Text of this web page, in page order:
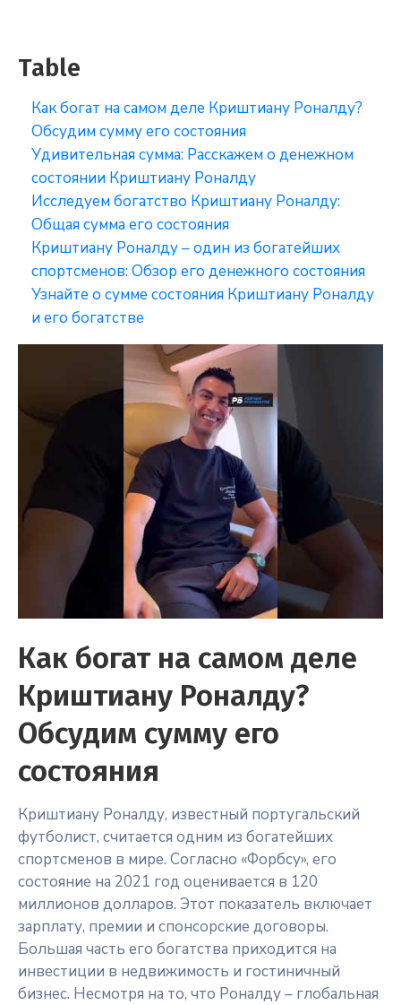
Table
Как богат на самом деле Криштиану Роналду?
Обсудим сумму его состояния
Удивительная сумма: Расскажем о денежном
состоянии Криштиану Роналду
Исследуем богатство Криштиану Роналду:
Общая сумма его состояния
Криштиану Роналду – один из богатейших
спортсменов: Обзор его денежного состояния
Узнайте о сумме состояния Криштиану Роналду
и его богатстве
Как богат на самом деле
Криштиану Роналду?
Обсудим сумму его
состояния
Криштиану Роналду, известный португальский
футболист, считается одним из богатейших
спортсменов в мире. Согласно «Форбсу», его
состояние на 2021 год оценивается в 120
миллионов долларов. Этот показатель включает
зарплату, премии и спонсорские договоры.
Большая часть его богатства приходится на
инвестиции в недвижимость и гостиничный
бизнес. Несмотря на то, что Роналду – глобальная